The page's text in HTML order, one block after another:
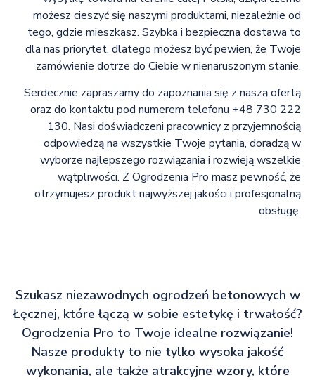
możesz cieszyć się naszymi produktami, niezależnie od
tego, gdzie mieszkasz. Szybka i bezpieczna dostawa to
dla nas priorytet, dlatego możesz być pewien, że Twoje
zamówienie dotrze do Ciebie w nienaruszonym stanie.
Serdecznie zapraszamy do zapoznania się z naszą ofertą
oraz do kontaktu pod numerem telefonu +48 730 222
130. Nasi doświadczeni pracownicy z przyjemnością
odpowiedzą na wszystkie Twoje pytania, doradzą w
wyborze najlepszego rozwiązania i rozwieją wszelkie
wątpliwości. Z Ogrodzenia Pro masz pewność, że
otrzymujesz produkt najwyższej jakości i profesjonalną
obsługę.
Szukasz niezawodnych ogrodzeń betonowych w
Łęcznej, które łączą w sobie estetykę i trwałość?
Ogrodzenia Pro to Twoje idealne rozwiązanie!
Nasze produkty to nie tylko wysoka jakość
wykonania, ale także atrakcyjne wzory, które